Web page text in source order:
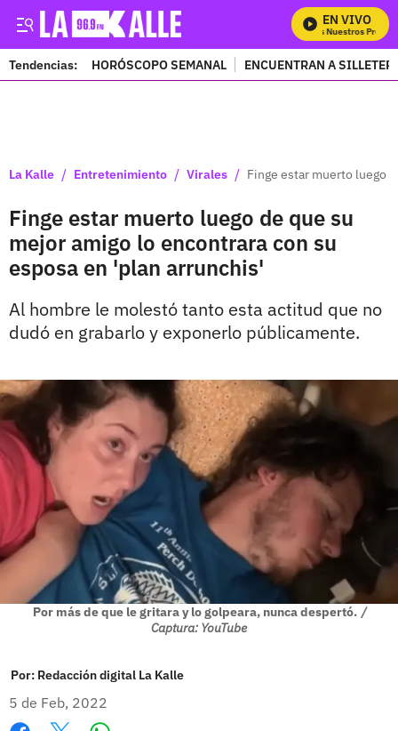
EN VIVO
Mira Todos Nuestros
Tendencias: HORÓSCOPO SEMANAL ENCUENTRAN A
La Kalle / Entretenimiento / Virales / Finge estar muerto luego
Finge estar muerto luego de que su
mejor amigo lo encontrara con su
esposa en 'plan arrunchis'
Al hombre le molestó tanto esta actitud que no
dudó en grabarlo y exponerlo públicamente.
Por más de que le gritara y lo golpeara, nunca despertó. /
Captura: YouTube
Por: Redacción digital La Kalle
5 de Feb, 2022